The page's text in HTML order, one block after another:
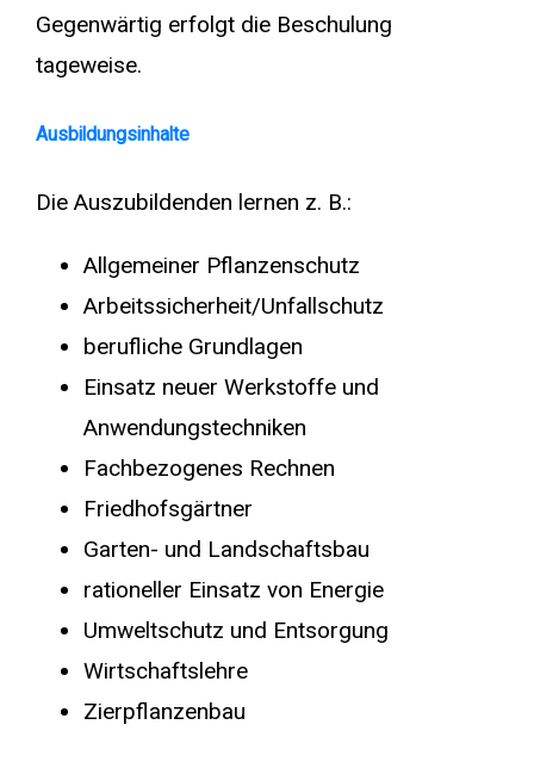
Gegenwärtig erfolgt die Beschulung
tageweise.
Ausbildungsinhalte
Die Auszubildenden lernen z. B.:
Allgemeiner Pflanzenschutz
Arbeitssicherheit/Unfallschutz
berufliche Grundlagen
Einsatz neuer Werkstoffe und
Anwendungstechniken
Fachbezogenes Rechnen
Friedhofsgärtner
Garten- und Landschaftsbau
rationeller Einsatz von Energie
Umweltschutz und Entsorgung
Wirtschaftslehre
Zierpflanzenbau